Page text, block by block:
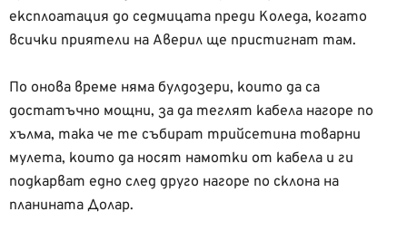
експлоатация до седмицата преди Коледа, когато
всички приятели на Аверил ще пристигнат там.
По онова време няма булдозери, които да са
достатъчно мощни, за да теглят кабела нагоре по
хълма, така че те събират трийсетина товарни
мулета, които да носят намотки от кабела и ги
подкарват едно след друго нагоре по склона на
планината Долар.